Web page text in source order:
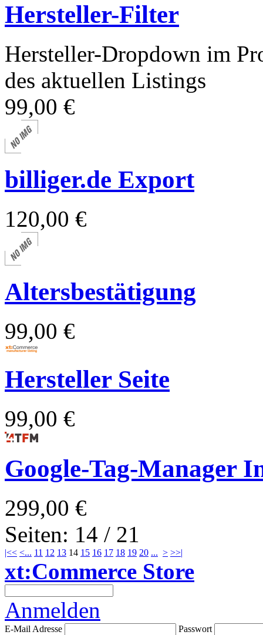
Hersteller-Filter
Hersteller-Dropdown im
des aktuellen Listings
99,00 €
billiger.de Export
120,00 €
Altersbestätigung
99,00 €
Hersteller Seite
99,00 €
Google-Tag-Manager
299,00 €
Seiten: 14 / 21
|<< <... 11 12 13 14 15 16 17 18 19 20 ... > >>|
xt:Commerce Store
Anmelden
E-Mail Adresse Passwort